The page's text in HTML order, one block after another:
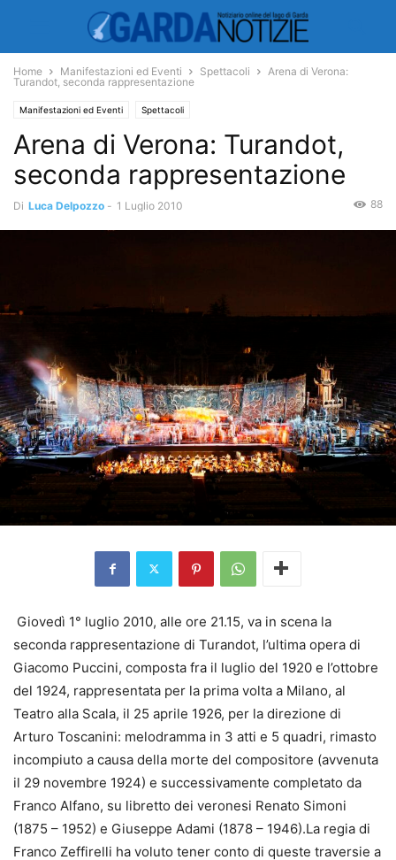
Home Manifestazioni ed Eventi Spettacoli
Arena di Verona:
Turandot, seconda rappresentazione
Manifestazioni ed Eventi Spettacoli
Arena di Verona: Turandot,
seconda rappresentazione
Di Luca Delpozzo - 1 Luglio 2010 88
Giovedì 1° luglio 2010, alle ore 21.15, va in scena la
seconda rappresentazione di Turandot, l’ultima opera di
Giacomo Puccini, composta fra il luglio del 1920 e l’ottobre
del 1924, rappresentata per la prima volta a Milano, al
Teatro alla Scala, il 25 aprile 1926, per la direzione di
Arturo Toscanini: melodramma in 3 atti e 5 quadri, rimasto
incompiuto a causa della morte del compositore (avvenuta
il 29 novembre 1924) e successivamente completato da
Franco Alfano, su libretto dei veronesi Renato Simoni
(1875 – 1952) e Giuseppe Adami (1878 – 1946).La regia di
Franco Zeffirelli ha voluto tener conto di queste traversie a